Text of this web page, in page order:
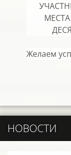
Желаем
НОВОСТИ